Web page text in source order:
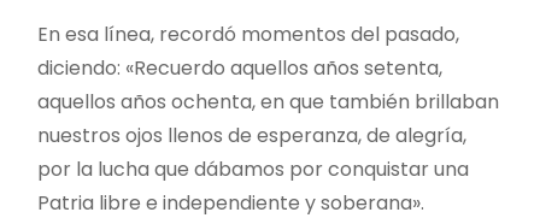
En esa línea, recordó momentos del pasado,
diciendo: «Recuerdo aquellos años setenta,
aquellos años ochenta, en que también brillaban
nuestros ojos llenos de esperanza, de alegría,
por la lucha que dábamos por conquistar una
Patria libre e independiente y soberana».